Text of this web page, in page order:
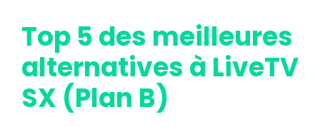
Top 5 des meilleures
alternatives à LiveTV
SX (Plan B)